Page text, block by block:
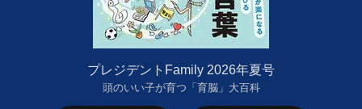
プレジデントFamily 2026年夏号
頭のいい子が育つ「育脳」大百科